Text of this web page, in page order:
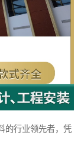
的行业领先者，凭